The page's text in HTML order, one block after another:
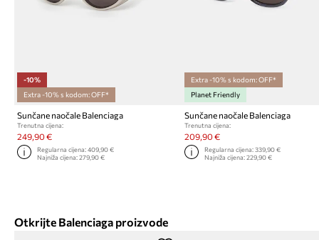
-10%
Extra -10% s kodom: OFF*
Sunčane naočale Balenciaga
Trenutna cijena:
249,90 €
Regularna cijena:409,90 €
Najniža cijena:279,90 €
Extra -10% s kodom: OFF*
Planet Friendly
Sunčane naočale Balenciaga
Trenutna cijena:
209,90 €
Regularna cijena: 339,90 €
Najniža cijena: 229,90 €
Otkrijte Balenciaga proizvode